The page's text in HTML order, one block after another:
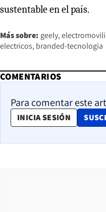
sustentable en el país.
Más sobre: geely
electricos branded-tecnologia
COMENTARIOS
Para comentar este
INICIA SESIÓN